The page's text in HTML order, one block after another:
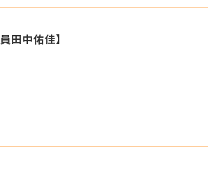
田中佑佳】